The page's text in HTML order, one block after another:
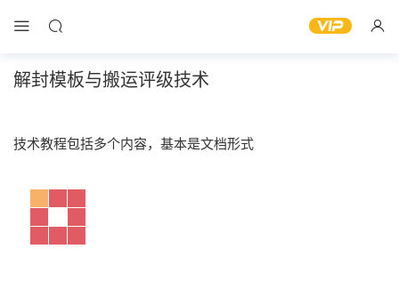
解封模板与搬运评级技术
技术教程包括多个内容，基本是文档形式